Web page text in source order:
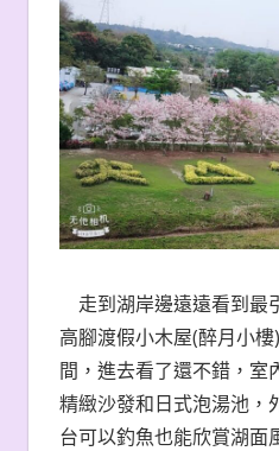
走到湖岸邊遠遠看到最
高腳渡假小木屋(醉月小
間，進去看了還不錯，室
精緻沙發和日式泡湯池，
台可以釣魚也能欣賞湖面